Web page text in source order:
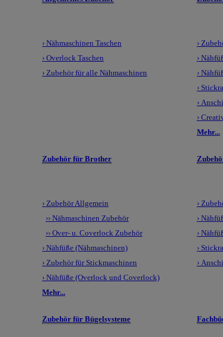
› Nähmaschinen Taschen
› Overlock Taschen
› Zubehör für alle Nähmaschinen
›
›
›
›
›
›
Mehr...
Zubehör für Brother
› Zubehör Allgemein
›› Nähmaschinen Zubehör
›› Over- u. Coverlock Zubehör
› Nähfüße (Nähmaschinen)
› Zubehör für Stickmaschinen
› Nähfüße (Overlock und Coverlock)
Mehr...
›
›
›
›
›
Zubehör für Bügelsysteme